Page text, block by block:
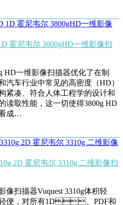
霍尼韦尔 3800gHD一维影像扫
HD一维影像扫描器优化了在制
天和汽车行业中常见的高密度（HD）
紧凑、符合人体工程学的设计和
读取性能，这一切使得3800g HD
成…
2D 霍尼韦尔 3310g 二维影像扫
像扫描器Vuquest 3310g体积轻
轻便，对所有1D、PDF和